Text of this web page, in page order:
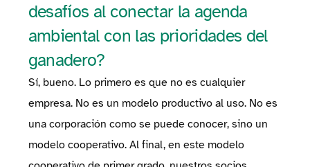
desafíos al conectar la agenda
ambiental con las prioridades del
ganadero?
Sí, bueno. Lo primero es que no es cualquier
empresa. No es un modelo productivo al uso. No es
una corporación como se puede conocer, sino un
modelo cooperativo. Al final, en este modelo